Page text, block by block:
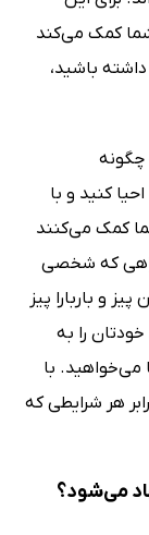
کمک می‌کند
باشید،
چگونه
کنید و با
کمک می‌کنند
راهی که شخصی
و باربارا پیز
را به
می‌خواهید. با
هر شرایطی که
می‌شود؟